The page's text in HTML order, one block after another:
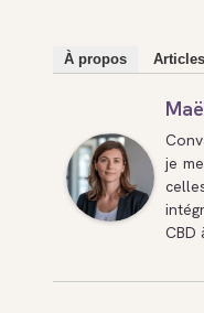
À propos
je
CBD